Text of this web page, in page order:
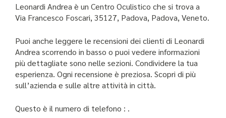
Leonardi Andrea è un Centro Oculistico che si trova a
Via Francesco Foscari, 35127, Padova, Padova, Veneto.
Puoi anche leggere le recensioni dei clienti di Leonardi
Andrea scorrendo in basso o puoi vedere informazioni
più dettagliate sono nelle sezioni. Condividere la tua
esperienza. Ogni recensione è preziosa. Scopri di più
sull’azienda e sulle altre attività in città.
Questo è il numero di telefono : .